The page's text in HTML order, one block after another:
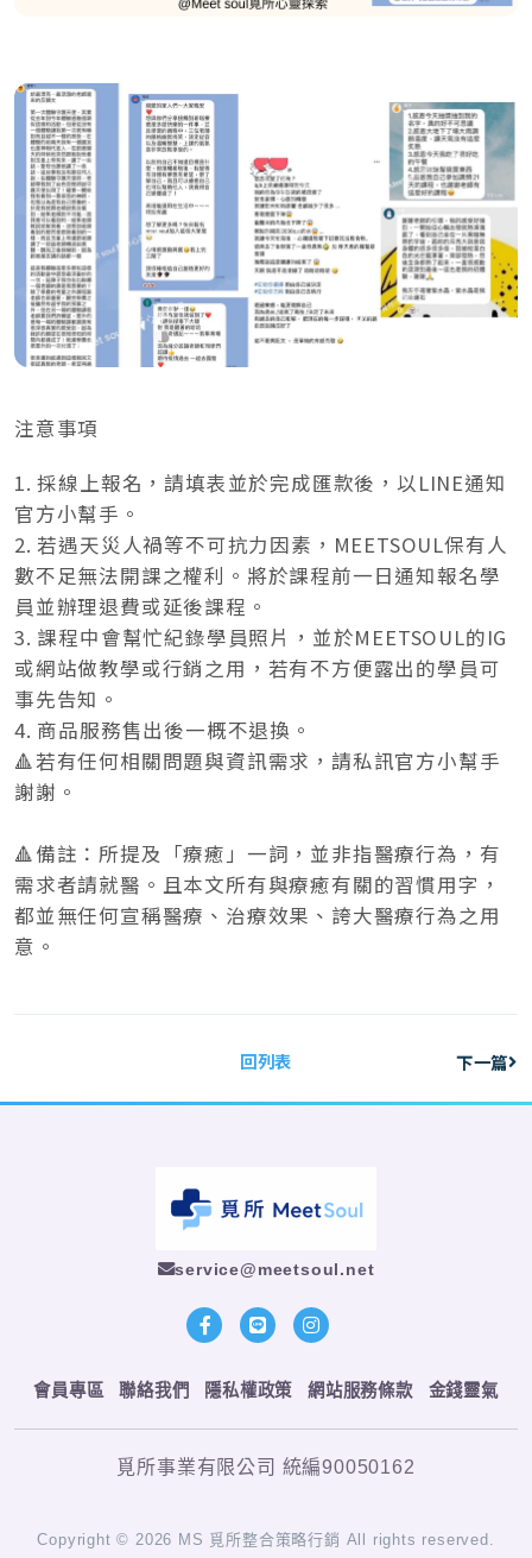
注意事項
1. 採線上報名，請填表並於完成匯款後，以LINE通知
官方小幫手。
2. 若遇天災人禍等不可抗力因素，MEETSOUL保有人
數不足無法開課之權利。將於課程前一日通知報名學
員並辦理退費或延後課程。
3. 課程中會幫忙紀錄學員照片，並於MEETSOUL的IG
或網站做教學或行銷之用，若有不方便露出的學員可
事先告知。
4. 商品服務售出後一概不退換。
🔺若有任何相關問題與資訊需求，請私訊官方小幫手
謝謝。
🔺備註：所提及「療癒」一詞，並非指醫療行為，有
需求者請就醫。且本文所有與療癒有關的習慣用字，
都並無任何宣稱醫療、治療效果、誇大醫療行為之用
意。
回列表 下一篇
service@meetsoul.net
會員專區 聯絡我們 隱私權政策 網站服務條款 金錢靈氣
覓所事業有限公司 統編90050162
Copyright © 2026 MS 覓所整合策略行銷 All rights reserved.